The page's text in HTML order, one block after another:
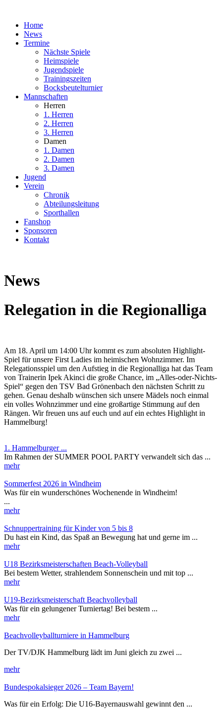
Home
News
Termine
Nächste Spiele
Heimspiele
Jugendspiele
Trainingszeiten
Bocksbeutelturnier
Mannschaften
Herren
1. Herren
2. Herren
3. Herren
Damen
1. Damen
2. Damen
3. Damen
Jugend
Verein
Chronik
Abteilungsleitung
Sporthallen
Fanshop
Sponsoren
Kontakt
News
Relegation in die Regionalliga
Am 18. April um 14:00 Uhr kommt es zum absoluten Highlight-
Spiel für unsere First Ladies im heimischen Wohnzimmer. Im
Relegationsspiel um den Aufstieg in die Regionalliga hat das Team
von Trainerin Ipek Akinci die große Chance, im „Alles-oder-Nichts-
Spiel“ gegen den TSV Bad Grönenbach den nächsten Schritt zu
gehen. Genau deshalb wünschen sich unsere Mädels noch einmal
ein volles Wohnzimmer und eine großartige Stimmung auf den
Rängen. Wir freuen uns auf euch und auf ein echtes Highlight in
Hammelburg!
1. Hammelburger ...
Im Rahmen der SUMMER POOL PARTY verwandelt sich das ...
mehr
Sommerfest 2026 in Windheim
Was für ein wunderschönes Wochenende in Windheim!
...
mehr
Schnuppertraining für Kinder von 5 bis 8
Du hast ein Kind, das Spaß an Bewegung hat und gerne im ...
mehr
U18 Bezirksmeisterschaften Beach-Volleyball
Bei bestem Wetter, strahlendem Sonnenschein und mit top ...
mehr
U19-Bezirksmeisterschaft Beachvolleyball
Was für ein gelungener Turniertag! Bei bestem ...
mehr
Beachvolleyballturniere in Hammelburg
Der TV/DJK Hammelburg lädt im Juni gleich zu zwei ...
mehr
Bundespokalsieger 2026 – Team Bayern!
Was für ein Erfolg: Die U16-Bayernauswahl gewinnt den ...